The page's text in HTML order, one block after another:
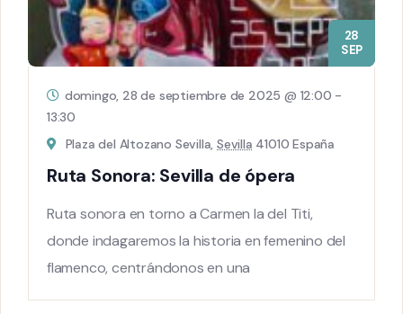
28
SEP
domingo, 28 de septiembre de 2025 @ 12:00 -
13:30
Plaza del Altozano Sevilla,Sevilla 41010 España
Ruta Sonora: Sevilla de ópera
Ruta sonora en torno a Carmen la del Titi,
donde indagaremos la historia en femenino del
flamenco, centrándonos en una